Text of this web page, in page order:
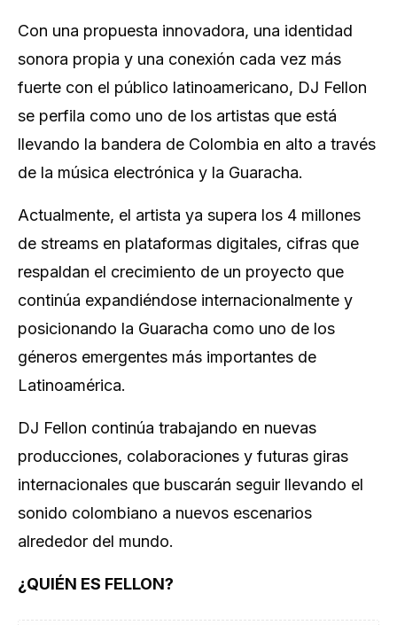
Con una propuesta innovadora, una identidad
sonora propia y una conexión cada vez más
fuerte con el público latinoamericano, DJ Fellon
se perfila como uno de los artistas que está
llevando la bandera de Colombia en alto a través
de la música electrónica y la Guaracha.
Actualmente, el artista ya supera los 4 millones
de streams en plataformas digitales, cifras que
respaldan el crecimiento de un proyecto que
continúa expandiéndose internacionalmente y
posicionando la Guaracha como uno de los
géneros emergentes más importantes de
Latinoamérica.
DJ Fellon continúa trabajando en nuevas
producciones, colaboraciones y futuras giras
internacionales que buscarán seguir llevando el
sonido colombiano a nuevos escenarios
alrededor del mundo.
¿QUIÉN ES FELLON?